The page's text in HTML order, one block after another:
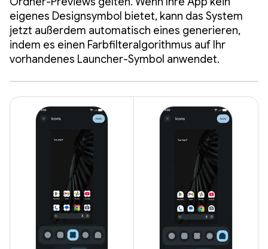
eigenes Designsymbol bietet, kann das System
jetzt außerdem automatisch eines generieren,
indem es einen Farbfilteralgorithmus auf Ihr
vorhandenes Launcher-Symbol anwendet.